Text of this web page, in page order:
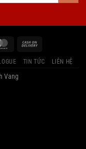
TIN TỨC LIÊN HỆ
Vang